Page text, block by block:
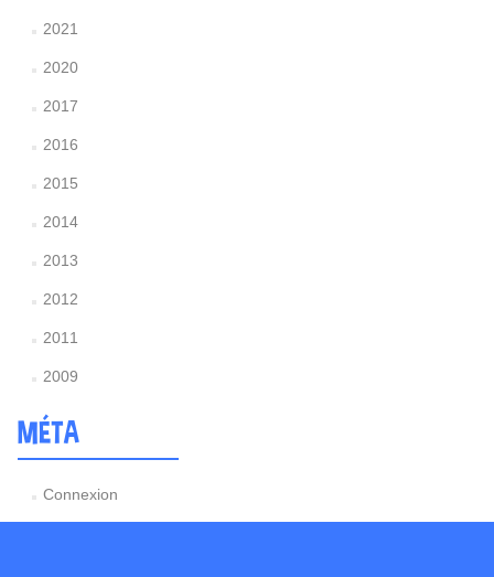
2021
2020
2017
2016
2015
2014
2013
2012
2011
2009
MÉTA
Connexion